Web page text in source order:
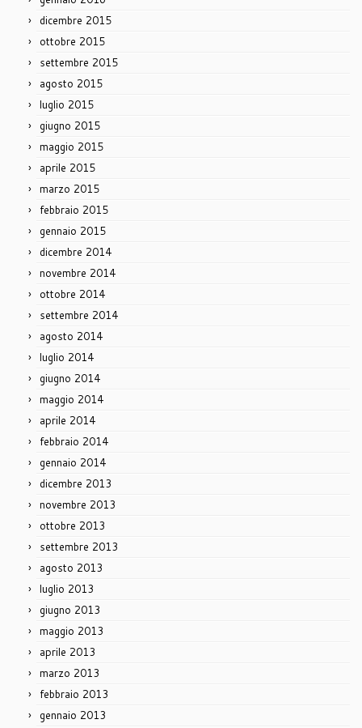
dicembre 2015
ottobre 2015
settembre 2015
agosto 2015
luglio 2015
giugno 2015
maggio 2015
aprile 2015
marzo 2015
febbraio 2015
gennaio 2015
dicembre 2014
novembre 2014
ottobre 2014
settembre 2014
agosto 2014
luglio 2014
giugno 2014
maggio 2014
aprile 2014
febbraio 2014
gennaio 2014
dicembre 2013
novembre 2013
ottobre 2013
settembre 2013
agosto 2013
luglio 2013
giugno 2013
maggio 2013
aprile 2013
marzo 2013
febbraio 2013
gennaio 2013